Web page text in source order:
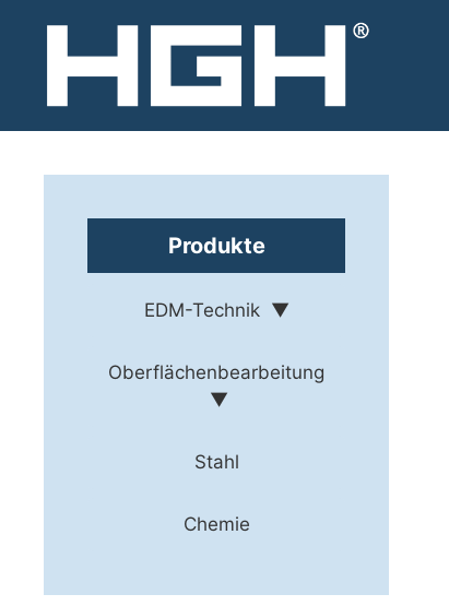
Produkte
EDM-Technik
Oberflächenbearbeitung
Stahl
Chemie